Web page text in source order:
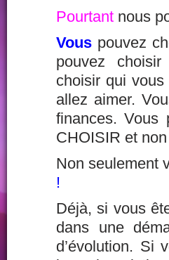
Pourtant nous
Vous pouvez
pouvez
choisir qui
allez aimer.
finances. Vous
CHOISIR et
Non seulement
!
Déjà, si vous
dans une
d’évolution. Si